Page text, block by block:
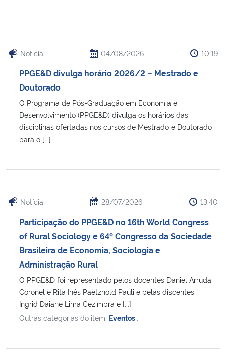
Banco Central do Brasil
Notícia 04/08/2026 10:19
PPGE&D divulga horário 2026/2 – Mestrado e
Doutorado
O Programa de Pós-Graduação em Economia e
Desenvolvimento (PPGE&D) divulga os horários das
disciplinas ofertadas nos cursos de Mestrado e Doutorado
para o [...]
Notícia 28/07/2026 13:40
Participação do PPGE&D no 16th World Congress
of Rural Sociology e 64º Congresso da Sociedade
Brasileira de Economia, Sociologia e
Administração Rural
O PPGE&D foi representado pelos docentes Daniel Arruda
Coronel e Rita Inês Paetzhold Pauli e pelas discentes
Ingrid Daiane Lima Cezimbra e [...]
Outras categorias do item: Eventos